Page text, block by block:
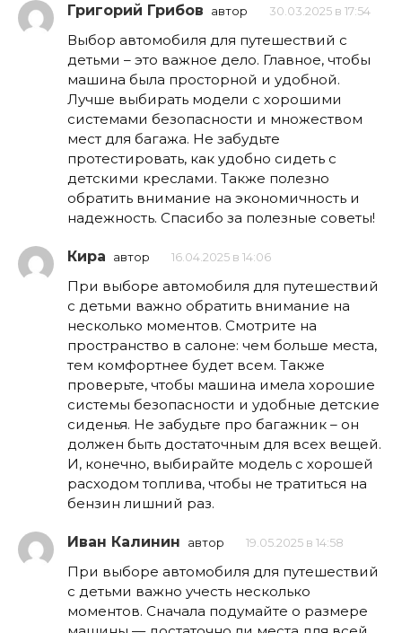
Григорий Грибов автор 30.03.2025 в 17:54
Выбор автомобиля для путешествий с
детьми – это важное дело. Главное, чтобы
машина была просторной и удобной.
Лучше выбирать модели с хорошими
системами безопасности и множеством
мест для багажа. Не забудьте
протестировать, как удобно сидеть с
детскими креслами. Также полезно
обратить внимание на экономичность и
надежность. Спасибо за полезные советы!
Кира автор 16.04.2025 в 14:06
При выборе автомобиля для путешествий
с детьми важно обратить внимание на
несколько моментов. Смотрите на
пространство в салоне: чем больше места,
тем комфортнее будет всем. Также
проверьте, чтобы машина имела хорошие
системы безопасности и удобные детские
сиденья. Не забудьте про багажник – он
должен быть достаточным для всех вещей.
И, конечно, выбирайте модель с хорошей
расходом топлива, чтобы не тратиться на
бензин лишний раз.
Иван Калинин автор 19.05.2025 в 14:58
При выборе автомобиля для путешествий
с детьми важно учесть несколько
моментов. Сначала подумайте о размере